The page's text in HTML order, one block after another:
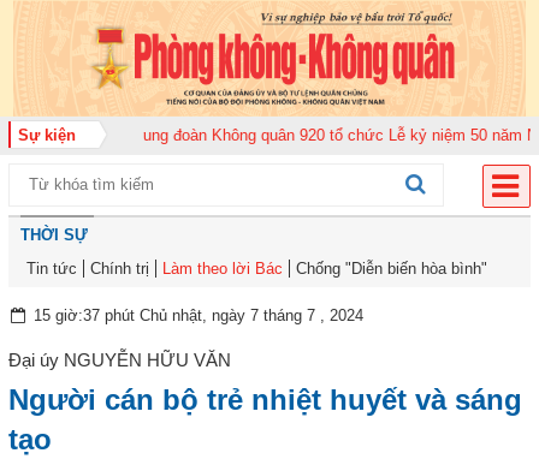
Sự kiện
2026 Trung đoàn Không quân 920 tổ chức Lễ kỷ niệm 50 năm Ngày
THỜI SỰ
Tin tức
Chính trị Làm theo lời Bác Chống "Diễn biến hòa bình"
15 giờ:37 phút Chủ nhật, ngày 7 tháng 7 , 2024
Đại úy NGUYỄN HỮU VĂN
Người cán bộ trẻ nhiệt huyết và sáng
tạo